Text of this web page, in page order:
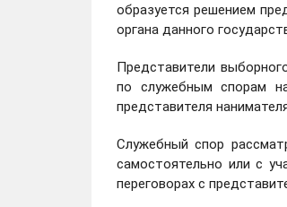
образуется решением
органа данного
Представители
по служебным спорам на
представителя
Служебный спор
самостоятельно или с
переговорах с